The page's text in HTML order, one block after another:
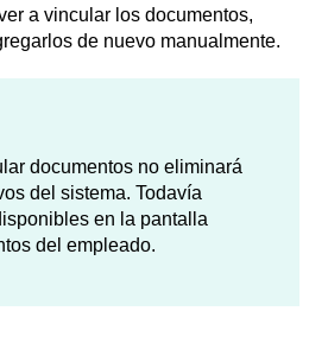
a vincular los documentos,
de nuevo manualmente.
documentos no eliminará
del sistema. Todavía
en la pantalla
del empleado.